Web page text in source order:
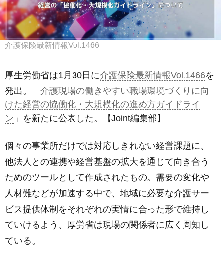
介護保険最新情報Vol.1466
厚生労働省は1月30日に介護保険最新情報Vol.1466を
発出。「 介護現場の働きやすい職場環境づくりに向
けた経営の協働化・大規模化の進め方ガイドライ
ン 」を新たに公表した。【Joint編集部】
個々の事業所だけでは対応しきれない経営課題に、
他法人との連携や経営基盤の拡大を通じて向き合う
ためのツールとして作成されたもの。需要の変化や
人材難などが加速する中で、地域に必要な介護サー
ビス提供体制をそれぞれの実情に合った形で維持し
ていけるよう、厚労省は現場の関係者に広く周知し
ている。